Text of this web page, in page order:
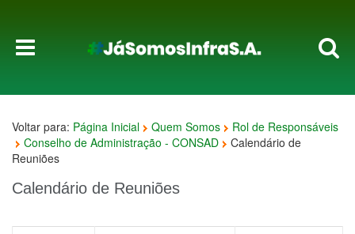
Voltar para: Página Inicial Quem Somos
Rol de Responsáveis
Conselho de Administração - CONSAD
Calendário de
Reuniões
Calendário de Reuniões